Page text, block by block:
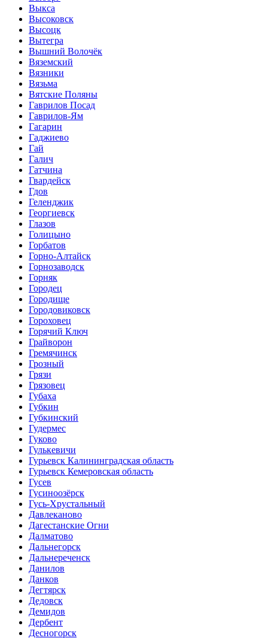
Выкса
Высоковск
Высоцк
Вытегра
Вышний Волочёк
Вяземский
Вязники
Вязьма
Вятские Поляны
Гаврилов Посад
Гаврилов-Ям
Гагарин
Гаджиево
Гай
Галич
Гатчина
Гвардейск
Гдов
Геленджик
Георгиевск
Глазов
Голицыно
Горбатов
Горно-Алтайск
Горнозаводск
Горняк
Городец
Городище
Городовиковск
Гороховец
Горячий Ключ
Грайворон
Гремячинск
Грозный
Грязи
Грязовец
Губаха
Губкин
Губкинский
Гудермес
Гуково
Гулькевичи
Гурьевск Калининградская область
Гурьевск Кемеровская область
Гусев
Гусиноозёрск
Гусь-Хрустальный
Давлеканово
Дагестанские Огни
Далматово
Дальнегорск
Дальнереченск
Данилов
Данков
Дегтярск
Дедовск
Демидов
Дербент
Десногорск